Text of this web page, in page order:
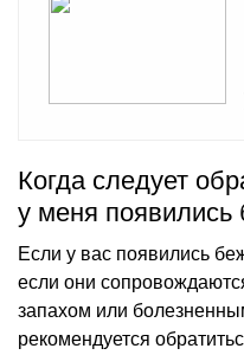
Когда следует
у меня
Если у вас появились
если они
запахом или
рекомендуется